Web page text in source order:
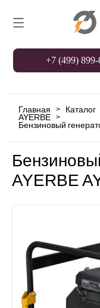
+7 (499) 899-
Главная > Каталог
AYERBE >
Бензиновый
AYERBE